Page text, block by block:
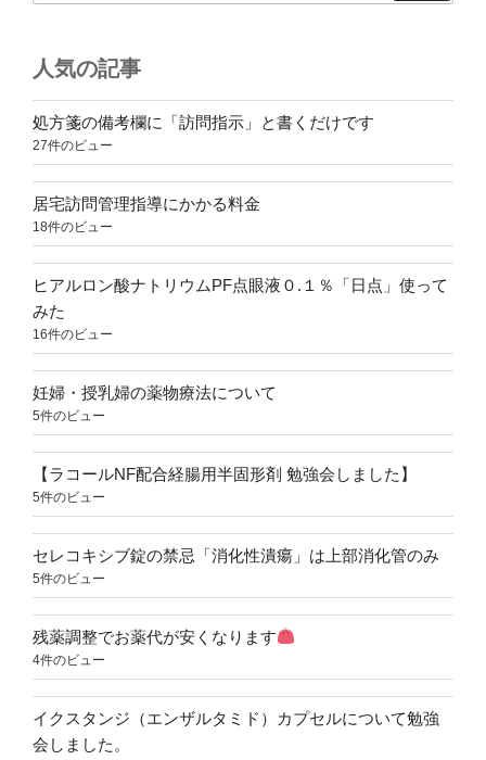
人気の記事
処方箋の備考欄に「訪問指示」と書くだけです
27件のビュー
居宅訪問管理指導にかかる料金
18件のビュー
ヒアルロン酸ナトリウムPF点眼液０.１％「日点」使って
みた
16件のビュー
妊婦・授乳婦の薬物療法について
5件のビュー
【ラコールNF配合経腸用半固形剤 勉強会しました】
5件のビュー
セレコキシブ錠の禁忌「消化性潰瘍」は上部消化管のみ
5件のビュー
残薬調整でお薬代が安くなります
4件のビュー
イクスタンジ（エンザルタミド）カプセルについて勉強
会しました。